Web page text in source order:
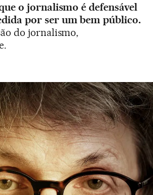
o jornalismo é defensável
por ser um bem público.
do jornalismo,